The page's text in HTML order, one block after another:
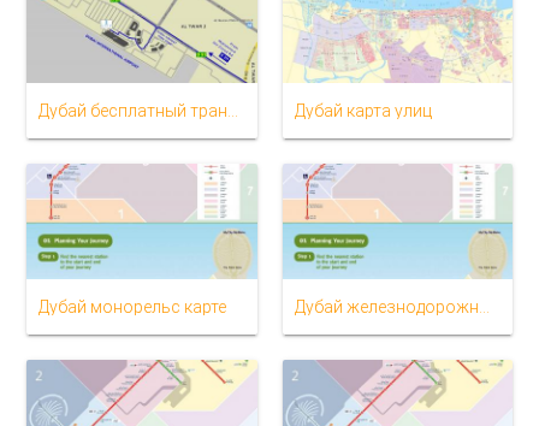
Дубай карта улиц
Дубай монорельс карте